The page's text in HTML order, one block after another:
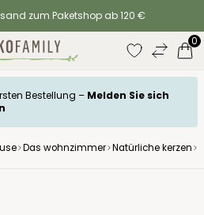
zum Paketshop ab 120 €
0
Bestellung – Melden Sie sich
Das wohnzimmer Natürliche kerzen